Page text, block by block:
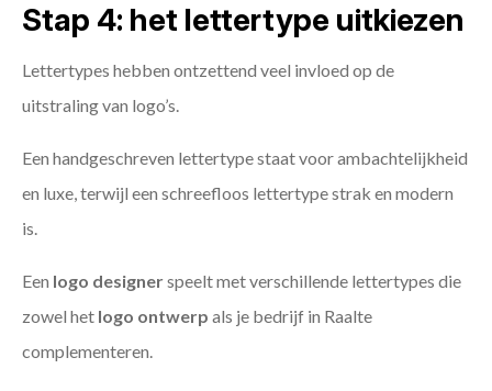
Stap 4: het lettertype uitkiezen
Lettertypes hebben ontzettend veel invloed op de
uitstraling van logo’s.
Een handgeschreven lettertype staat voor ambachtelijkheid
en luxe, terwijl een schreefloos lettertype strak en modern
is.
Een logo designerspeelt met verschillende lettertypes die
zowel het logo ontwerp als je bedrijf in Raalte
complementeren.